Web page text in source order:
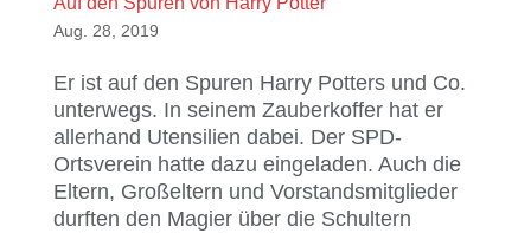
Aug. 28, 2019
Er ist auf den Spuren Harry Potters und Co.
unterwegs. In seinem Zauberkoffer hat er
allerhand Utensilien dabei. Der SPD-
Ortsverein hatte dazu eingeladen. Auch die
Eltern, Großeltern und Vorstandsmitglieder
durften den Magier über die Schultern